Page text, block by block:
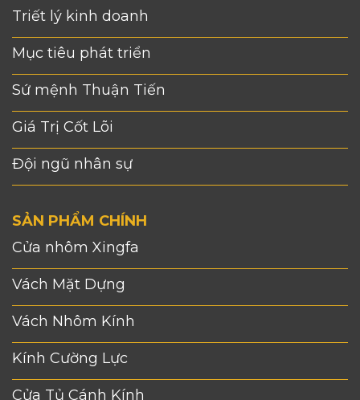
Triết lý kinh doanh
Mục tiêu phát triển
Sứ mệnh Thuận Tiến
Giá Trị Cốt Lõi
Đội ngũ nhân sự
SẢN PHẨM CHÍNH
Cửa nhôm Xingfa
Vách Mặt Dựng
Vách Nhôm Kính
Kính Cường Lực
Cửa Tủ Cánh Kính